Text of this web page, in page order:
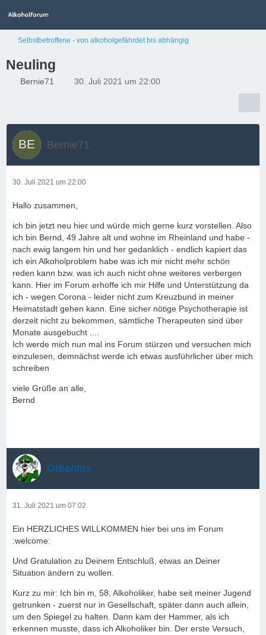
Selbstbetroffene - von alkoholgefährdet bis abhängig
Neuling
Bernie71 30. Juli 2021 um 22:00
Bernie71
30. Juli 2021 um 22:00
Hallo zusammen,
ich bin jetzt neu hier und würde mich gerne kurz vorstellen. Also
ich bin Bernd, 49 Jahre alt und wohne im Rheinland und habe -
nach ewig langem hin und her gedanklich - endlich kapiert das
ich ein Alkoholproblem habe was ich mir nicht mehr schön
reden kann bzw. was ich auch nicht ohne weiteres verbergen
kann. Hier im Forum erhoffe ich mir Hilfe und Unterstützung da
ich - wegen Corona - leider nicht zum Kreuzbund in meiner
Heimatstadt gehen kann. Eine sicher nötige Psychotherapie ist
derzeit nicht zu bekommen, sämtliche Therapeuten sind über
Monate ausgebucht ....
Ich werde mich nun mal ins Forum stürzen und versuchen mich
einzulesen, demnächst werde ich etwas ausführlicher über mich
schreiben
viele Grüße an alle,
Bernd
Greenfox
31. Juli 2021 um 07:02
Ein HERZLICHES WILLKOMMEN hier bei uns im Forum
:welcome:
Und Gratulation zu Deinem Entschluß, etwas an Deiner
Situation ändern zu wollen.
Kurz zu mir: Ich bin m, 58, Alkoholiker, habe seit meiner Jugend
getrunken - zuerst nur in Gesellschaft, später dann auch allein,
um den Spiegel zu halten. Dann kam der Hammer, als ich
erkennen musste, dass ich Alkoholiker bin. Der erste Versuch,